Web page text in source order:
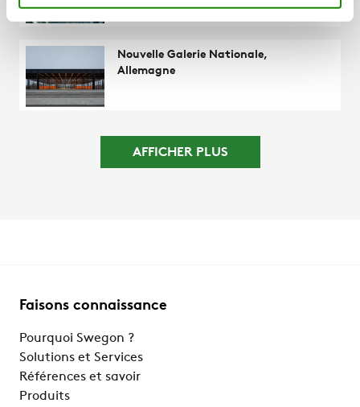
lève à V Studios.
Nouvelle Galerie Nationale,
Allemagne
AFFICHER PLUS
Faisons connaissance
Pourquoi Swegon ?
Solutions et Services
Références et savoir
Produits